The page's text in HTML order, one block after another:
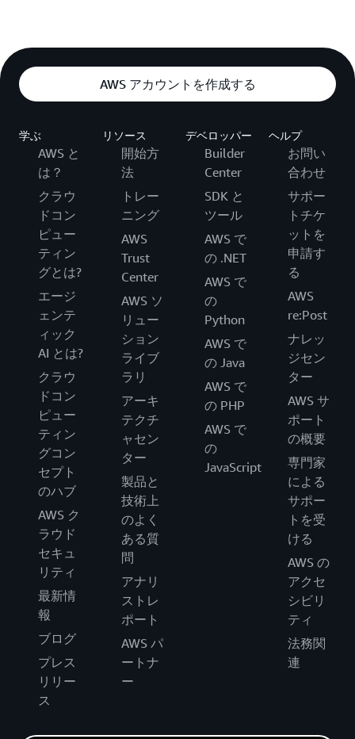
AWS アカウントを作成する
学ぶ
AWS と
は？
クラウ
ドコン
ピュー
ティン
グとは?
エージ
ェンテ
ィック
AI とは?
クラウ
ドコン
ピュー
ティン
グコン
セプト
のハブ
AWS ク
ラウド
セキュ
リティ
最新情
報
ブログ
プレス
リリー
ス
リソース
開始方
法
トレー
ニング
AWS
Trust
Center
AWS ソ
リュー
ション
ライブ
ラリ
アーキ
テクチ
ャセン
ター
製品と
技術上
のよく
ある質
問
アナリ
ストレ
ポート
AWS パ
ートナ
ー
デベロッパー
Builder
Center
SDK と
ツール
AWS で
の .NET
AWS で
の
Python
AWS で
の Java
AWS で
の PHP
AWS で
の
JavaScript
ヘルプ
お問い
合わせ
サポー
トチケ
ットを
申請す
る
AWS
re:Post
ナレッ
ジセン
ター
AWS サ
ポート
の概要
専門家
による
サポー
トを受
ける
AWS の
アクセ
シビリ
ティ
法務関
連